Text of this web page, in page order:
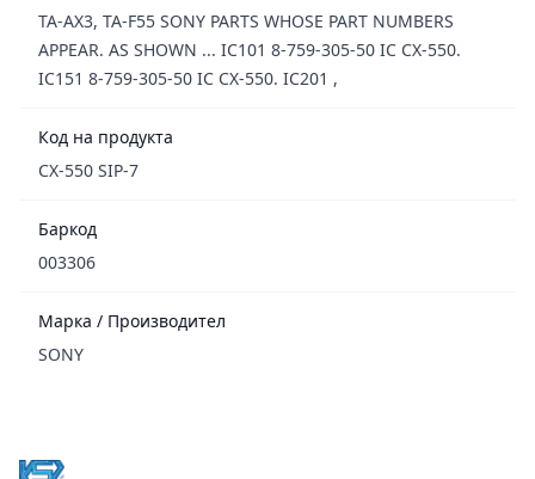
TA-AX3, TA-F55 SONY PARTS WHOSE PART NUMBERS
APPEAR. AS SHOWN ... IC101 8-759-305-50 IC CX-550.
IC151 8-759-305-50 IC CX-550. IC201 ,
Код на продукта
CX-550 SIP-7
Баркод
003306
Марка / Производител
SONY